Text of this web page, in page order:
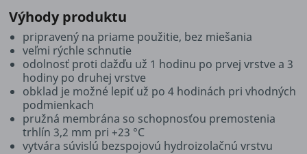
Výhody produktu
pripravený na priame použitie, bez miešania
veľmi rýchle schnutie
odolnosť proti dažďu už 1 hodinu po prvej vrstve a 3
hodiny po druhej vrstve
obklad je možné lepiť už po 4 hodinách pri vhodných
podmienkach
pružná membrána so schopnosťou premostenia
trhlín 3,2 mm pri +23 °C
vytvára súvislú bezspojovú hydroizolačnú vrstvu